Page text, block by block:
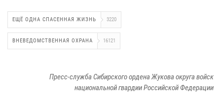
ЕЩЁ ОДНА СПАСЕННАЯ ЖИЗНЬ 3220
ВНЕВЕДОМСТВЕННАЯ ОХРАНА 16121
Пресс-служба Сибирского ордена Жукова округа войск
национальной гвардии Российской Федерации